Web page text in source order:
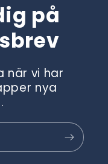
på
när vi har
nya